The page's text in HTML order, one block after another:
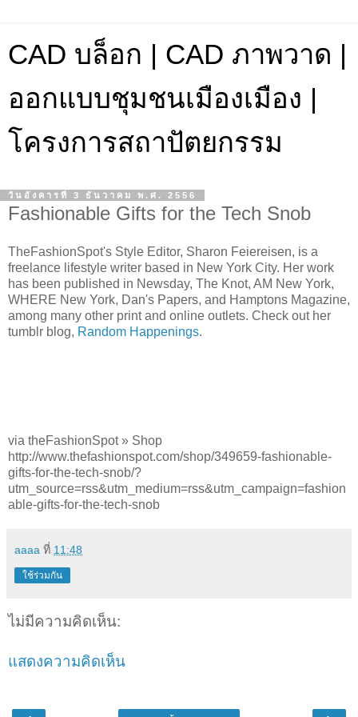
CAD บล็อก | CAD ภาพวาด |
ออกแบบชุมชนเมืองเมือง |
โครงการสถาปัตยกรรม
วันอังคารที่ 3 ธันวาคม พ.ศ. 2556
Fashionable Gifts for the Tech Snob
TheFashionSpot's Style Editor, Sharon Feiereisen, is a
freelance lifestyle writer based in New York City. Her work
has been published in Newsday, The Knot, AM New York,
WHERE New York, Dan's Papers, and Hamptons Magazine,
among many other print and online outlets. Check out her
tumblr blog, Random Happenings.
via theFashionSpot » Shop
http://www.thefashionspot.com/shop/349659-fashionable-
gifts-for-the-tech-snob/?
utm_source=rss&utm_medium=rss&utm_campaign=fashion
able-gifts-for-the-tech-snob
aaaa ที่ 11:48
ใช้ร่วมกัน
ไม่มีความคิดเห็น:
แสดงความคิดเห็น